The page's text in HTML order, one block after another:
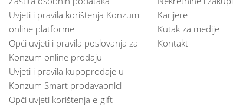
Uvjeti i pravila korištenja Konzum
online platforme
Opći uvjeti i pravila poslovanja za
Konzum online prodaju
Uvjeti i pravila kupoprodaje u
Konzum Smart prodavaonici
Opći uvjeti korištenja e-gift
Karijere
Kutak za medije
Kontakt